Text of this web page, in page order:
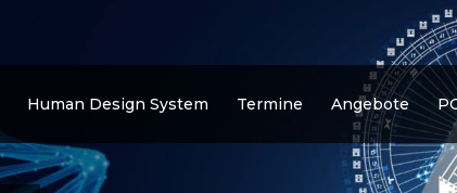
Human Design System Termine Angebote